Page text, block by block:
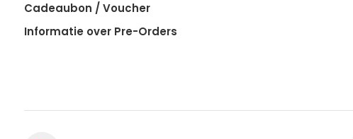
Cadeaubon / Voucher
Informatie over Pre-Orders